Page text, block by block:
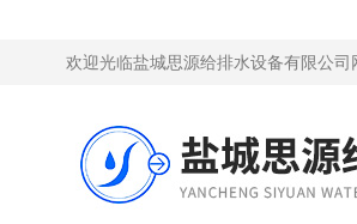
欢迎光临盐城思源给排水设备有限公司